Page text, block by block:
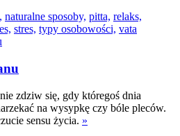
naturalne sposoby, pitta, relaks,
stres, typy osobowości, vata
zdziw się, gdy któregoś dnia
na wysypkę czy bóle pleców.
sensu życia. »